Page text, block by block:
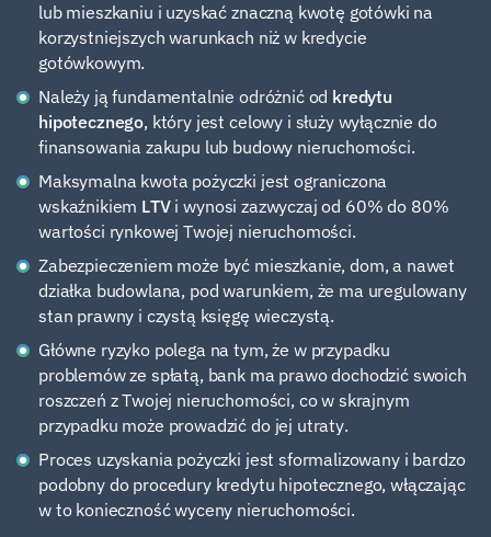
lub mieszkaniu i uzyskać znaczną kwotę gotówki na
korzystniejszych warunkach niż w kredycie
gotówkowym.
Należy ją fundamentalnie odróżnić od kredytu
hipotecznego, który jest celowy i służy wyłącznie do
finansowania zakupu lub budowy nieruchomości.
Maksymalna kwota pożyczki jest ograniczona
wskaźnikiem LTVi wynosi zazwyczaj od 60% do 80%
wartości rynkowej Twojej nieruchomości.
Zabezpieczeniem może być mieszkanie, dom, a nawet
działka budowlana, pod warunkiem, że ma uregulowany
stan prawny i czystą księgę wieczystą.
Główne ryzyko polega na tym, że w przypadku
problemów ze spłatą, bank ma prawo dochodzić swoich
roszczeń z Twojej nieruchomości, co w skrajnym
przypadku może prowadzić do jej utraty.
Proces uzyskania pożyczki jest sformalizowany i bardzo
podobny do procedury kredytu hipotecznego, włączając
w to konieczność wyceny nieruchomości.